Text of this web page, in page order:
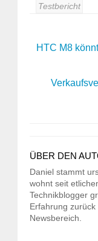
Testbericht
HTC M8
ÜBER DEN
Daniel stammt
wohnt seit
Technikblogger
Erfahrung
Newsbereich.